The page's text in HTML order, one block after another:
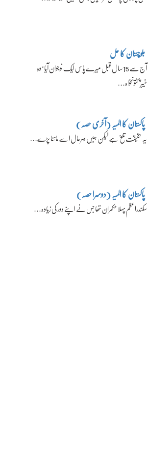
بلوچستان کا حل
آج سے 15 سال قبل میرے پاس ایک نوجوان آیا‘ وہ
خیبرپختونخواہ…
پاکستان کا المیہ (آخری حصہ)
یہ حقیقت تلخ ہے لیکن ہمیں بہرحال اسے ماننا پڑے…
پاکستان کا المیہ (دوسرا حصہ)
سکندراعظم پہلا حکمران تھا جس نے اپنے دور کی زیادہ…